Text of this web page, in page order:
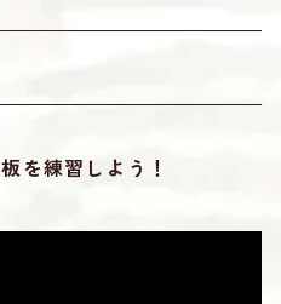
を練習しよう！